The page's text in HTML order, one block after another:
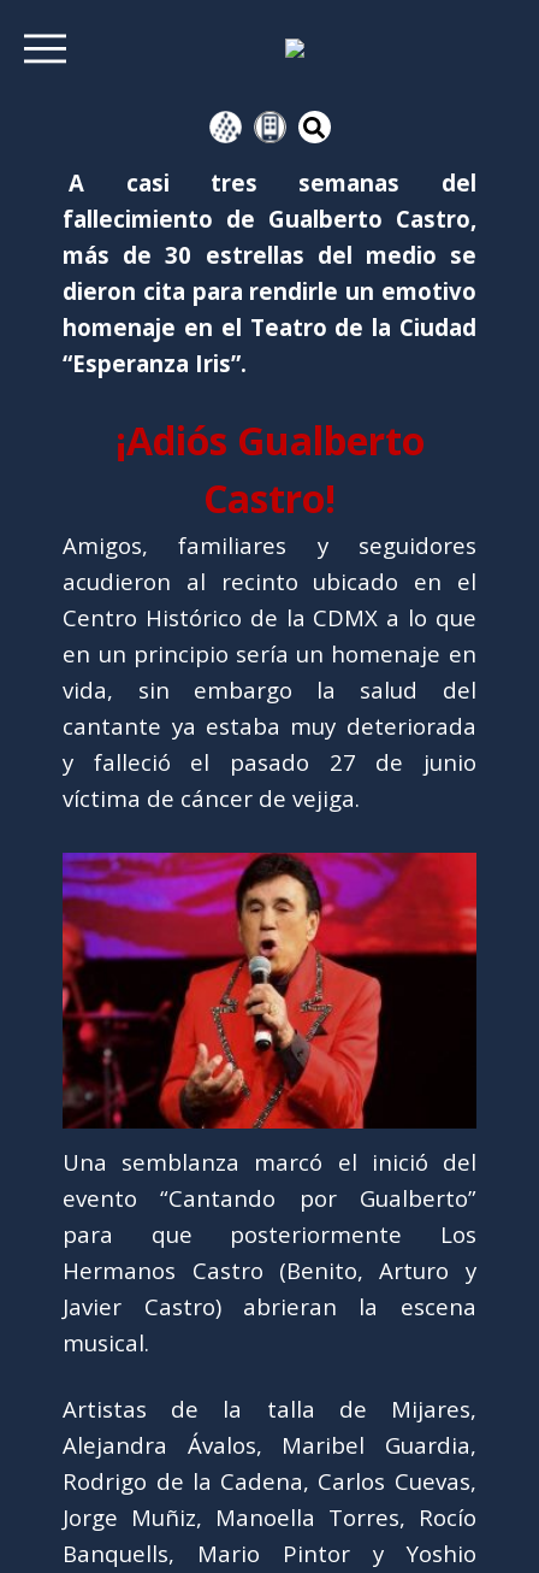
A casi tres semanas del
fallecimiento de Gualberto Castro,
más de 30 estrellas del medio se
dieron cita para rendirle un emotivo
homenaje en el Teatro de la Ciudad
“Esperanza Iris”.
¡Adiós Gualberto
Castro!
Amigos, familiares y seguidores
acudieron al recinto ubicado en el
Centro Histórico de la CDMX a lo que
en un principio sería un homenaje en
vida, sin embargo la salud del
cantante ya estaba muy deteriorada
y falleció el pasado 27 de junio
víctima de cáncer de vejiga.
Una semblanza marcó el inició del
evento “Cantando por Gualberto”
para que posteriormente Los
Hermanos Castro (Benito, Arturo y
Javier Castro) abrieran la escena
musical.
Artistas de la talla de Mijares,
Alejandra Ávalos, Maribel Guardia,
Rodrigo de la Cadena, Carlos Cuevas,
Jorge Muñiz, Manoella Torres, Rocío
Banquells, Mario Pintor y Yoshio